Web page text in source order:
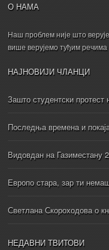
О НАМА
Наш проблем није што
више верујемо туђим речима
НАЈНОВИЈИ ЧЛАНЦИ
Зашто студентски протест
Последња времена и
Видовдан на Газиместану
Европо стара, зар ти
Светлана Скороходова о
НЕДАВНИ ТВИТОВИ